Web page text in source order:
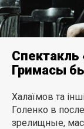
Спектакль
Гримасы
Халаїмов та
Голенко в
зрелищные,